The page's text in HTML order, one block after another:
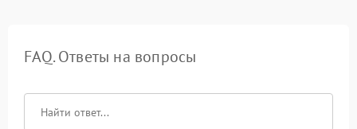
FAQ. Ответы на вопросы